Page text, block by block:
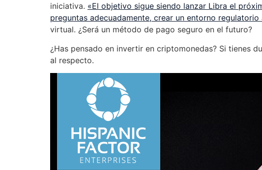
iniciativa. «El objetivo sigue siendo lanzar Libra el
preguntas adecuadamente, crear un entorno regulatorio
virtual. ¿Será un método de pago seguro en el futuro?
¿Has pensado en invertir en criptomonedas? Si tienes
al respecto.